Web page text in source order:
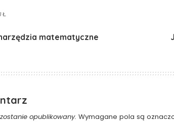
matematyczne
opublikowany. Wymagane pola są